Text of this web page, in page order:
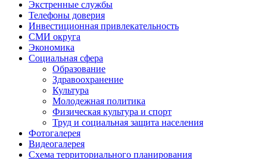
Экстренные службы
Телефоны доверия
Инвестиционная привлекательность
СМИ округа
Экономика
Социальная сфера
Образование
Здравоохранение
Культура
Молодежная политика
Физическая культура и спорт
Труд и социальная защита населения
Фотогалерея
Видеогалерея
Схема территориального планирования